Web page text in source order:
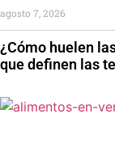
¿Cómo huelen
que definen las
agosto 7, 2026